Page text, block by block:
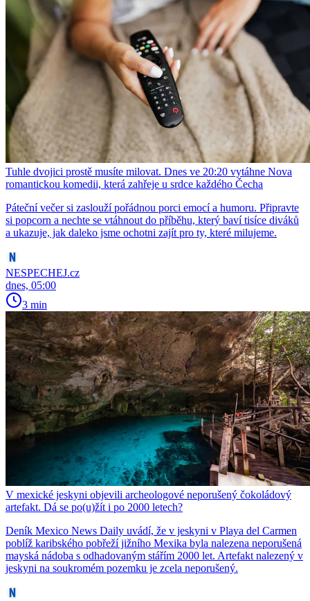
Tuhle dvojici prostě musíte milovat. Dnes ve 20:20 vytáhne Nova
romantickou komedii, která zahřeje u srdce každého Čecha
Páteční večer si zaslouží pořádnou porci emocí a humoru. Připravte
si popcorn a nechte se vtáhnout do příběhu, který baví tisíce diváků
a ukazuje, jak daleko jsme ochotni zajít pro ty, které milujeme.
NESPECHEJ.cz
dnes, 05:00
3 min
V mexické jeskyni objevili archeologové neporušený čokoládový
artefakt. Dá se po(u)žít i po 2000 letech?
Deník Mexico News Daily uvádí, že v jeskyni v Playa del Carmen
poblíž karibského pobřeží jižního Mexika byla nalezena neporušená
mayská nádoba s odhadovaným stářím 2000 let. Artefakt nalezený v
jeskyni na soukromém pozemku je zcela neporušený.